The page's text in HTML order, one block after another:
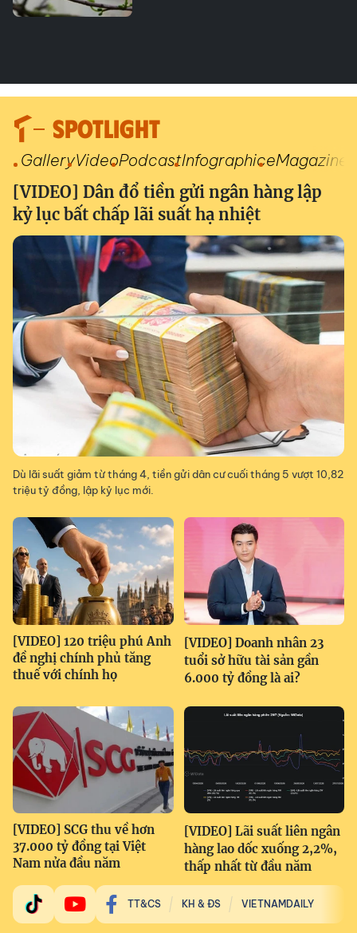
SPOTLIGHT
GalleryVideoPodcastInfographiceMagazine
[VIDEO] Dân đổ tiền gửi ngân hàng lập
kỷ lục bất chấp lãi suất hạ nhiệt
Dù lãi suất giảm từ tháng 4, tiền gửi dân cư cuối tháng 5 vượt 10,82
triệu tỷ đồng, lập kỷ lục mới.
[VIDEO] 120 triệu phú Anh
đề nghị chính phủ tăng
thuế với chính họ
[VIDEO] Doanh nhân 23
tuổi sở hữu tài sản gần
6.000 tỷ đồng là ai?
[VIDEO] SCG thu về hơn
37.000 tỷ đồng tại Việt
Nam nửa đầu năm
[VIDEO] Lãi suất liên ngân
hàng lao dốc xuống 2,2%,
thấp nhất từ đầu năm
TT&CS KH & ĐS VIETNAMDAILY